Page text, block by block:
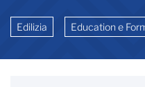
Edilizia Education e